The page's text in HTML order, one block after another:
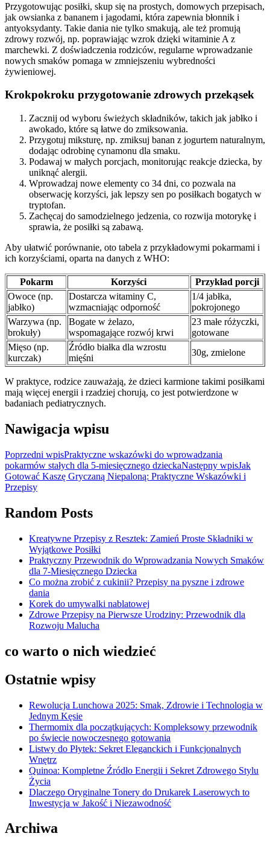
Przygotowując posiłki, skup się na prostych, domowych przepisach,
jak owsianka z bananem i jagodami, która zapewnia błonnik i
antyoksydanty. Takie dania nie tylko smakują, ale też promują
zdrowy rozwój, np. poprawiając wzrok dzięki witaminie A z
marchewki. Z doświadczenia rodziców, regularne wprowadzanie
nowych smaków pomaga w zmniejszeniu wybredności
żywieniowej.
Krokpokroku przygotowanie zdrowych przekąsek
Zacznij od wyboru świeżych składników, takich jak jabłko i
awokado, które są łatwe do zmiksowania.
Przygotuj miksturę, np. zmiksuj banan z jogurtem naturalnym,
dodając odrobinę cynamonu dla smaku.
Podawaj w małych porcjach, monitorując reakcje dziecka, by
uniknąć alergii.
Wprowadzaj nowe elementy co 34 dni, co pozwala na
obserwację korzyści, jak lepszy sen po posiłkach bogatych w
tryptofan.
Zachęcaj do samodzielnego jedzenia, co rozwija motorykę i
sprawia, że posiłki są zabawą.
Aby ułatwić porównanie, oto tabela z przykładowymi pokarmami i
ich korzyściami, oparta na danych z WHO:
Pokarm Korzyści
Przykład porcji
Owoce (np.
jabłko)
Dostarcza witaminy C,
wzmacniając odporność
1/4 jabłka,
pokrojonego
Warzywa (np.
brokuły)
Bogate w żelazo,
wspomagające rozwój krwi
23 małe różyczki,
gotowane
Mięso (np.
kurczak)
Źródło białka dla wzrostu
mięśni
30g, zmielone
W praktyce, rodzice zauważają, że dzieci karmione takimi posiłkami
mają więcej energii i rzadziej chorują, co jest potwierdzone w
badaniach pediatrycznych.
Nawigacja wpisu
Poprzedni wpisPraktyczne wskazówki do wprowadzania
pokarmów stałych dla 5-miesięcznego dzieckaNastępny wpisJak
Gotować Kaszę Gryczaną Niepaloną: Praktyczne Wskazówki i
Przepisy
Random Posts
Kreatywne Przepisy z Resztek: Zamień Proste Składniki w
Wyjątkowe Posiłki
Praktyczny Przewodnik do Wprowadzania Nowych Smaków
dla 7-Miesięcznego Dziecka
Co można zrobić z cukinii? Przepisy na pyszne i zdrowe
dania
Korek do umywalki nablatowej
Zdrowe Przepisy na Pierwsze Urodziny: Przewodnik dla
Rozwoju Malucha
co warto o nich wiedzieć
Ostatnie wpisy
Rewolucja Lunchowa 2025: Smak, Zdrowie i Technologia w
Jednym Kęsie
Thermomix dla początkujących: Kompleksowy przewodnik
po świecie nowoczesnego gotowania
Listwy do Płytek: Sekret Eleganckich i Funkcjonalnych
Wnętrz
Quinoa: Kompletne Źródło Energii i Sekret Zdrowego Stylu
Życia
Dlaczego Oryginalne Tonery do Drukarek Laserowych to
Inwestycja w Jakość i Niezawodność
Archiwa